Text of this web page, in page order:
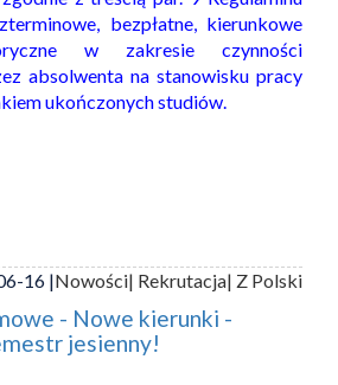
bezpłatne, kierunkowe
w zakresie czynności
absolwenta na stanowisku pracy
ukończonych studiów.
16 |Nowości| Rekrutacja| Z Polski
- Nowe kierunki -
jesienny!